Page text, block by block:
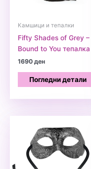
Камшици и тепалки
Fifty Shades of Grey –
Bound to You тепалка
1690ден
Погледни детали